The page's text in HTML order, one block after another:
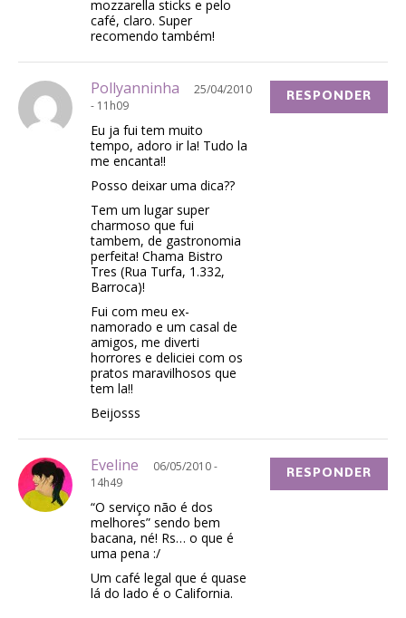
mozzarella sticks e pelo
café, claro. Super
recomendo também!
Pollyanninha
25/04/2010
- 11h09
Eu ja fui tem muito
tempo, adoro ir la! Tudo la
me encanta!!
Posso deixar uma dica??
Tem um lugar super
charmoso que fui
tambem, de gastronomia
perfeita! Chama Bistro
Tres (Rua Turfa, 1.332,
Barroca)!
Fui com meu ex-
namorado e um casal de
amigos, me diverti
horrores e deliciei com os
pratos maravilhosos que
tem la!!
Beijosss
RESPONDER
Eveline
06/05/2010 -
14h49
“O serviço não é dos
melhores” sendo bem
bacana, né! Rs… o que é
uma pena :/
Um café legal que é quase
lá do lado é o California.
RESPONDER